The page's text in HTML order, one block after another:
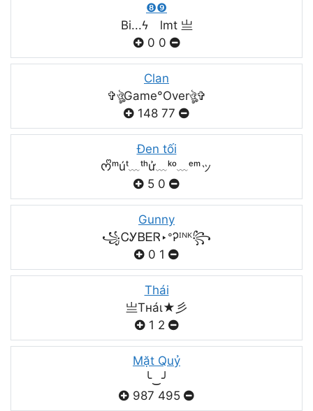
❽❾
Bi...ϟ lmt 亗
0 0
Clan
✞ঔৣGame°Overঔৣ✞
148 77
Đen tối
ᰔᩚᵐúᵗ﹏ᵗʰử﹏ᵏᵒ﹏ᵉᵐッ
5 0
Gunny
꧁ᏟᎩᏴᎬᏒ‣ᐤᎮᴵᴺᴷ꧂
0 1
Thái
亗Tнáι★彡
1 2
Mặt Quỷ
╰‿╯
987 495